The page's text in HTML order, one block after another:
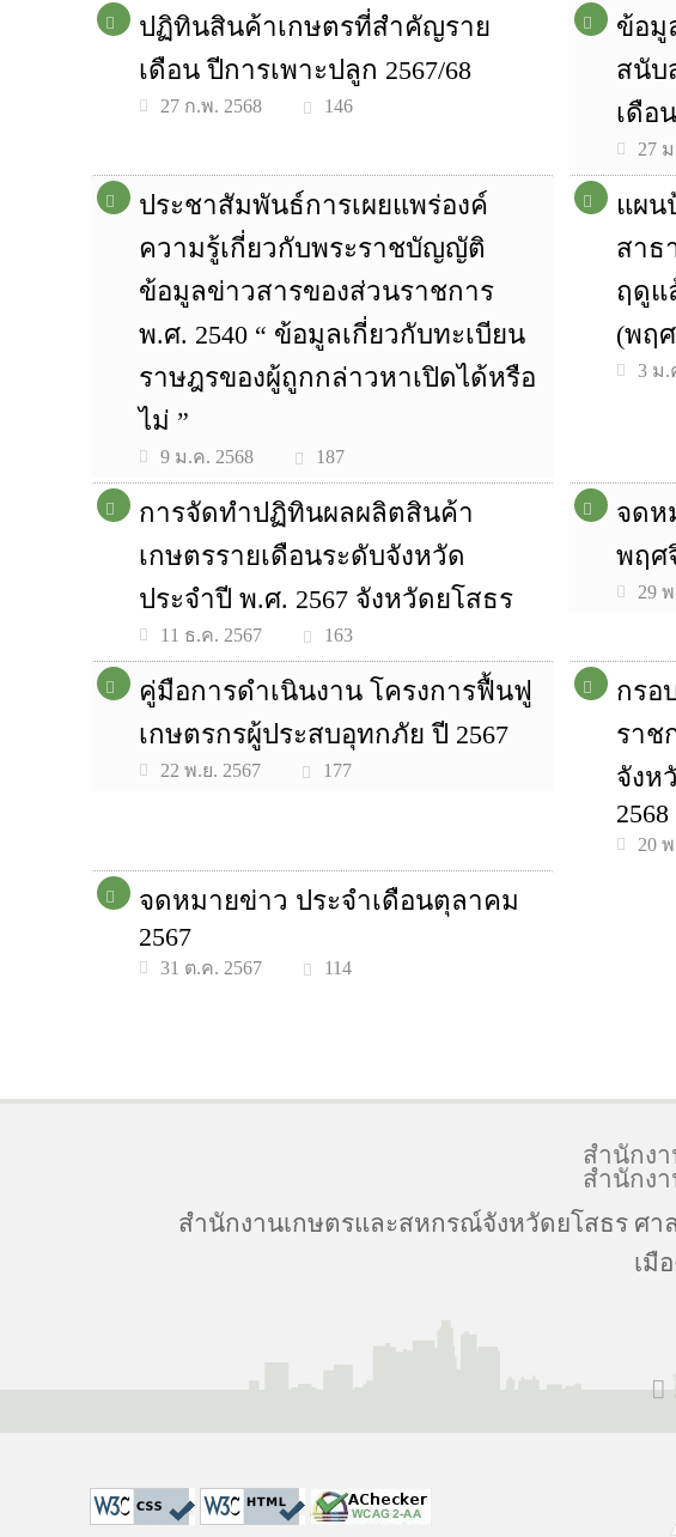
ปฏิทินสินค้าเกษตรที่สําคัญราย
เดือน ปีการเพาะปลูก 2567/68
27 ก.พ. 2568 146
ข้อมู
สนับ
เดือ
27
ประชาสัมพันธ์การเผยแพร่องค์
ความรู้เกี่ยวกับพระราชบัญญัติ
ข้อมูลข่าวสารของส่วนราชการ
พ.ศ. 2540 “ ข้อมูลเกี่ยวกับทะเบียน
ราษฎรของผู้ถูกกล่าวหาเปิดได้หรือ
ไม่ ”
9 ม.ค. 2568 187
แผน
สาธ
ฤดูแ
(พฤ
3 ม.
การจัดทำปฏิทินผลผลิตสินค้า
เกษตรรายเดือนระดับจังหวัด
ประจำปี พ.ศ. 2567 จังหวัดยโสธร
11 ธ.ค. 2567 163
จดห
พฤศ
29
คู่มือการดำเนินงาน โครงการฟื้นฟู
เกษตรกรผู้ประสบอุทกภัย ปี 2567
22 พ.ย. 2567 177
กรอ
ราช
จังห
2568
20
จดหมายข่าว ประจำเดือนตุลาคม
2567
31 ต.ค. 2567 114
สำนักง
สำนักง
สำนักงานเกษตรและสหกรณ์จังหวัดยโสธร ศา
เมื